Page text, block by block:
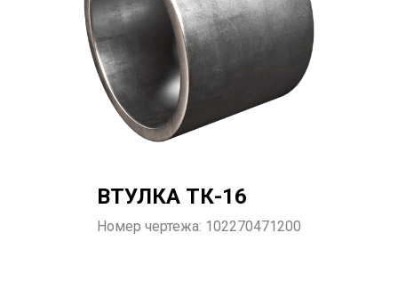
ВТУЛКА ТК-16
Номер чертежа: 102270471200